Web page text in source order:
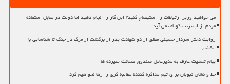
می خواهید وزیر ارتباطات را استیضاح کنید؟ این کار را انجام دهید اما دولت در مقابل استفاده
مردم از اینترنت کوتاه نمی آید
روایت دختر سردار حسینی مطلق از دو شهادت پدر از برگشت از مرگ در جنگ تا شناسایی با
انگشتر
پیام تسلیت عارف به مدیرعامل صندوق ضمانت سپرده ها
خط و نشان نبویان برای تیم مذاکره کننده مطالبه گری را رها نخواهیم کرد